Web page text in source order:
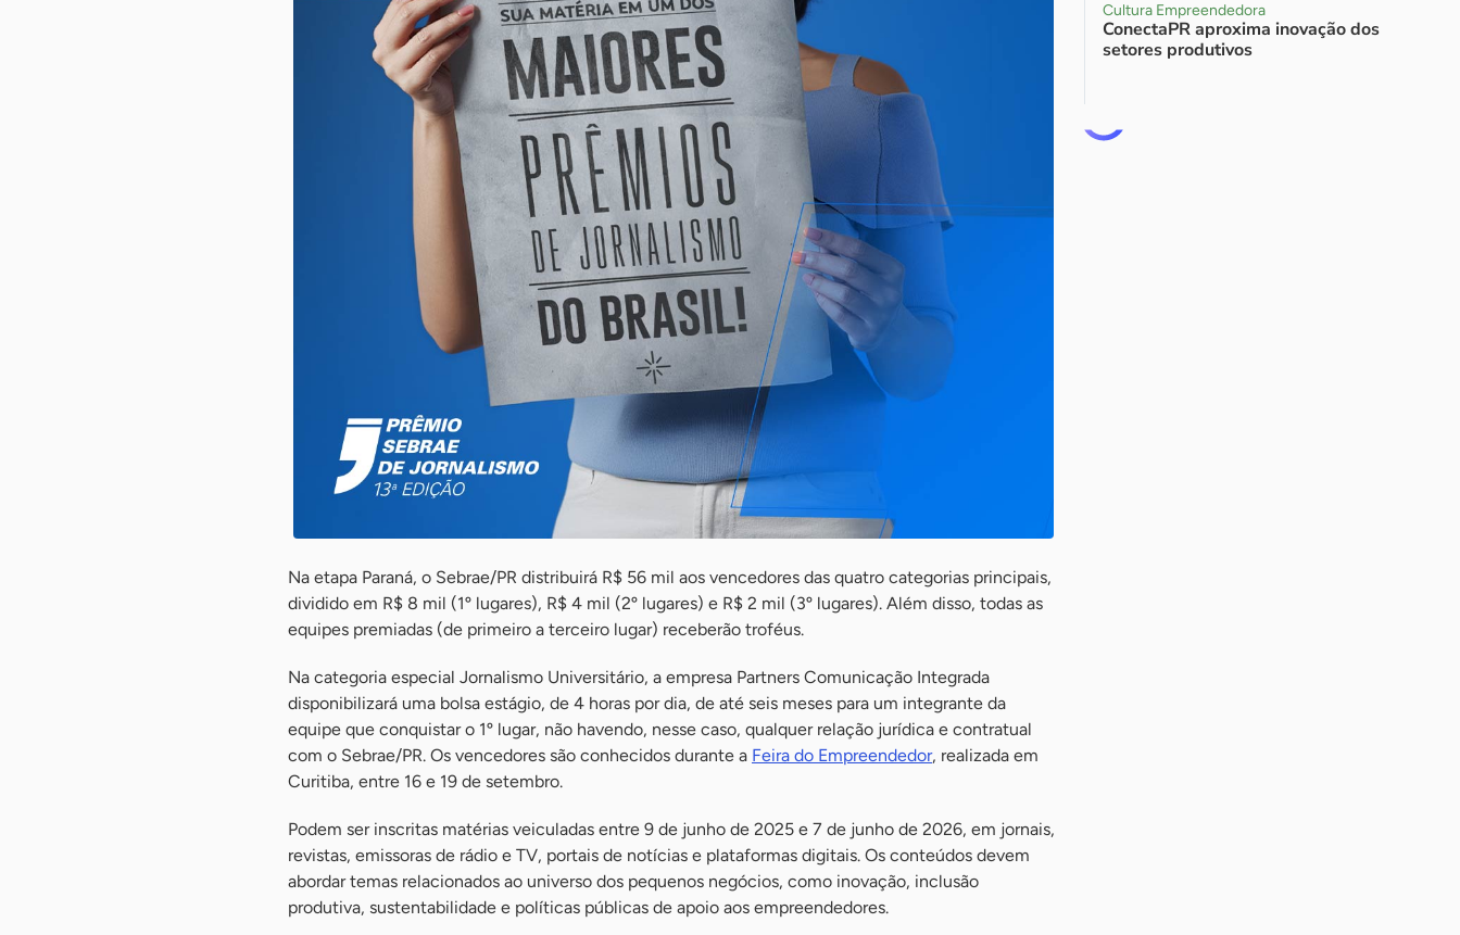
Na etapa Paraná, o Sebrae/PR distribuirá R$ 56 mil aos vencedores das quatro categorias principais,
dividido em R$ 8 mil (1º lugares), R$ 4 mil (2º lugares) e R$ 2 mil (3º lugares). Além disso, todas as
equipes premiadas (de primeiro a terceiro lugar) receberão troféus.
Na categoria especial Jornalismo Universitário, a empresa Partners Comunicação Integrada
disponibilizará uma bolsa estágio, de 4 horas por dia, de até seis meses para um integrante da
equipe que conquistar o 1º lugar, não havendo, nesse caso, qualquer relação jurídica e contratual
com o Sebrae/PR. Os vencedores são conhecidos durante a Feira do Empreendedor, realizada em
Curitiba, entre 16 e 19 de setembro.
Podem ser inscritas matérias veiculadas entre 9 de junho de 2025 e 7 de junho de 2026, em jornais,
revistas, emissoras de rádio e TV, portais de notícias e plataformas digitais. Os conteúdos devem
abordar temas relacionados ao universo dos pequenos negócios, como inovação, inclusão
produtiva, sustentabilidade e políticas públicas de apoio aos empreendedores.
Cultura Empreendedora
ConectaPR aproxima inovação dos
setores produtivos